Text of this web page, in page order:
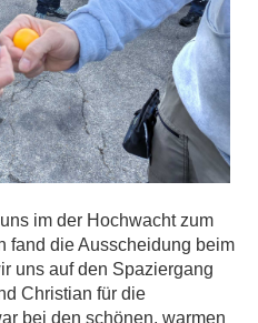
im der Hochwacht zum
fand die Ausscheidung beim
uns auf den Spaziergang
Christian für die
bei den schönen, warmen